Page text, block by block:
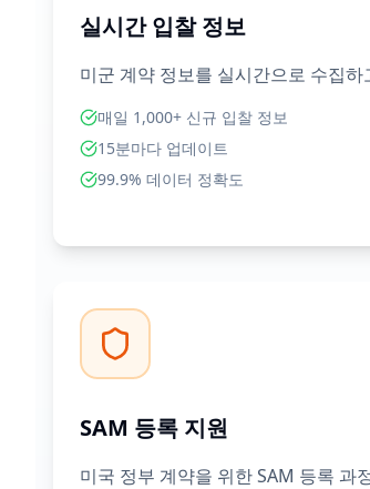
실시간 입찰 정보
미군 계약 정보를 실시간으로 수집하
매일 1,000+ 신규 입찰 정보
15분마다 업데이트
99.9% 데이터 정확도
SAM 등록 지원
미국 정부 계약을 위한 SAM 등록 과